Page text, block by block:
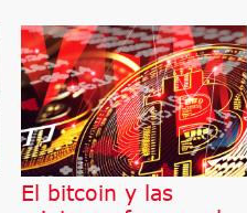
El bitcoin y las